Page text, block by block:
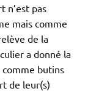
n’est pas
mais comme
de la
a donné la
butins
de leur(s)